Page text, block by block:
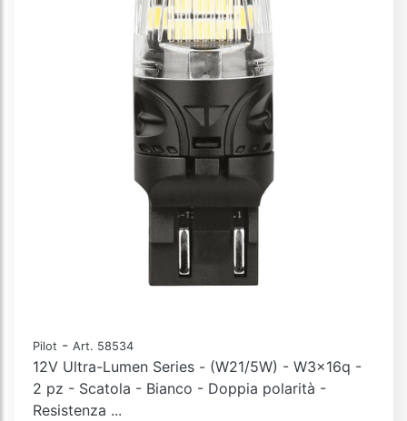
Pilot - Art. 58534
12V Ultra-Lumen Series - (W21/5W) - W3x16q -
2 pz - Scatola - Bianco - Doppia polarità -
Resistenza ...